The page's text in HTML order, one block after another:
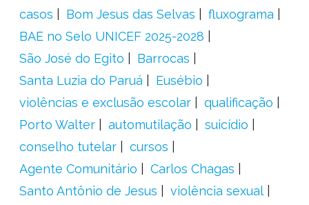
casos
Bom Jesus das Selvas
fluxograma
BAE no Selo UNICEF 2025-2028
São José do Egito
Barrocas
Santa Luzia do Paruá
Eusébio
violências e exclusão escolar
qualificação
Porto Walter
automutilação
suicídio
conselho tutelar
cursos
Agente Comunitário
Carlos Chagas
Santo Antônio de Jesus
violência sexual